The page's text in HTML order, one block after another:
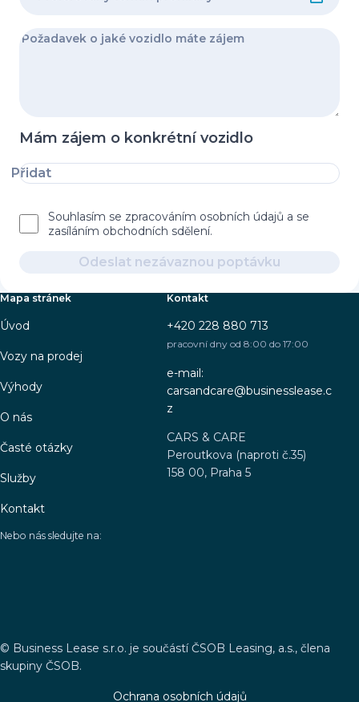
Mám zájem o konkrétní vozidlo
Přidat
Souhlasím se zpracováním osobních údajů a se
zasíláním obchodních sdělení.
Odeslat nezávaznou poptávku
Mapa stránek
Úvod
Vozy na prodej
Výhody
O nás
Časté otázky
Služby
Kontakt
Kontakt
+420 228 880 713
pracovní dny od 8:00 do 17:00
e-mail:
carsandcare@businesslease.c
z
CARS & CARE
Peroutkova (naproti č.35)
158 00, Praha 5
Nebo nás sledujte na:
© Business Lease s.r.o. je součástí ČSOB Leasing, a.s., člena
skupiny ČSOB.
Ochrana osobních údajů